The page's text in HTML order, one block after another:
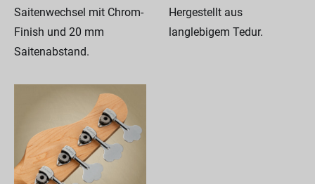
Saitenwechsel mit Chrom-
Finish und 20 mm
Saitenabstand.
Hergestellt aus
langlebigem Tedur.